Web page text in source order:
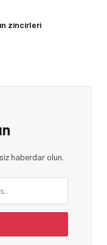
zincirleri
haberdar olun.